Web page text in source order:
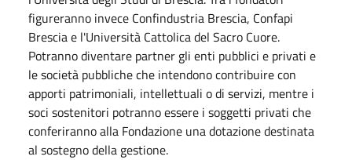
figureranno invece Confindustria Brescia, Confapi
Brescia e l'Università Cattolica del Sacro Cuore.
Potranno diventare partner gli enti pubblici e privati e
le società pubbliche che intendono contribuire con
apporti patrimoniali, intellettuali o di servizi, mentre i
soci sostenitori potranno essere i soggetti privati che
conferiranno alla Fondazione una dotazione destinata
al sostegno della gestione.